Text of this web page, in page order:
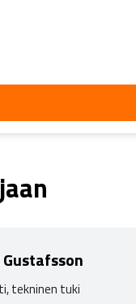
Gustafsson
tekninen tuki